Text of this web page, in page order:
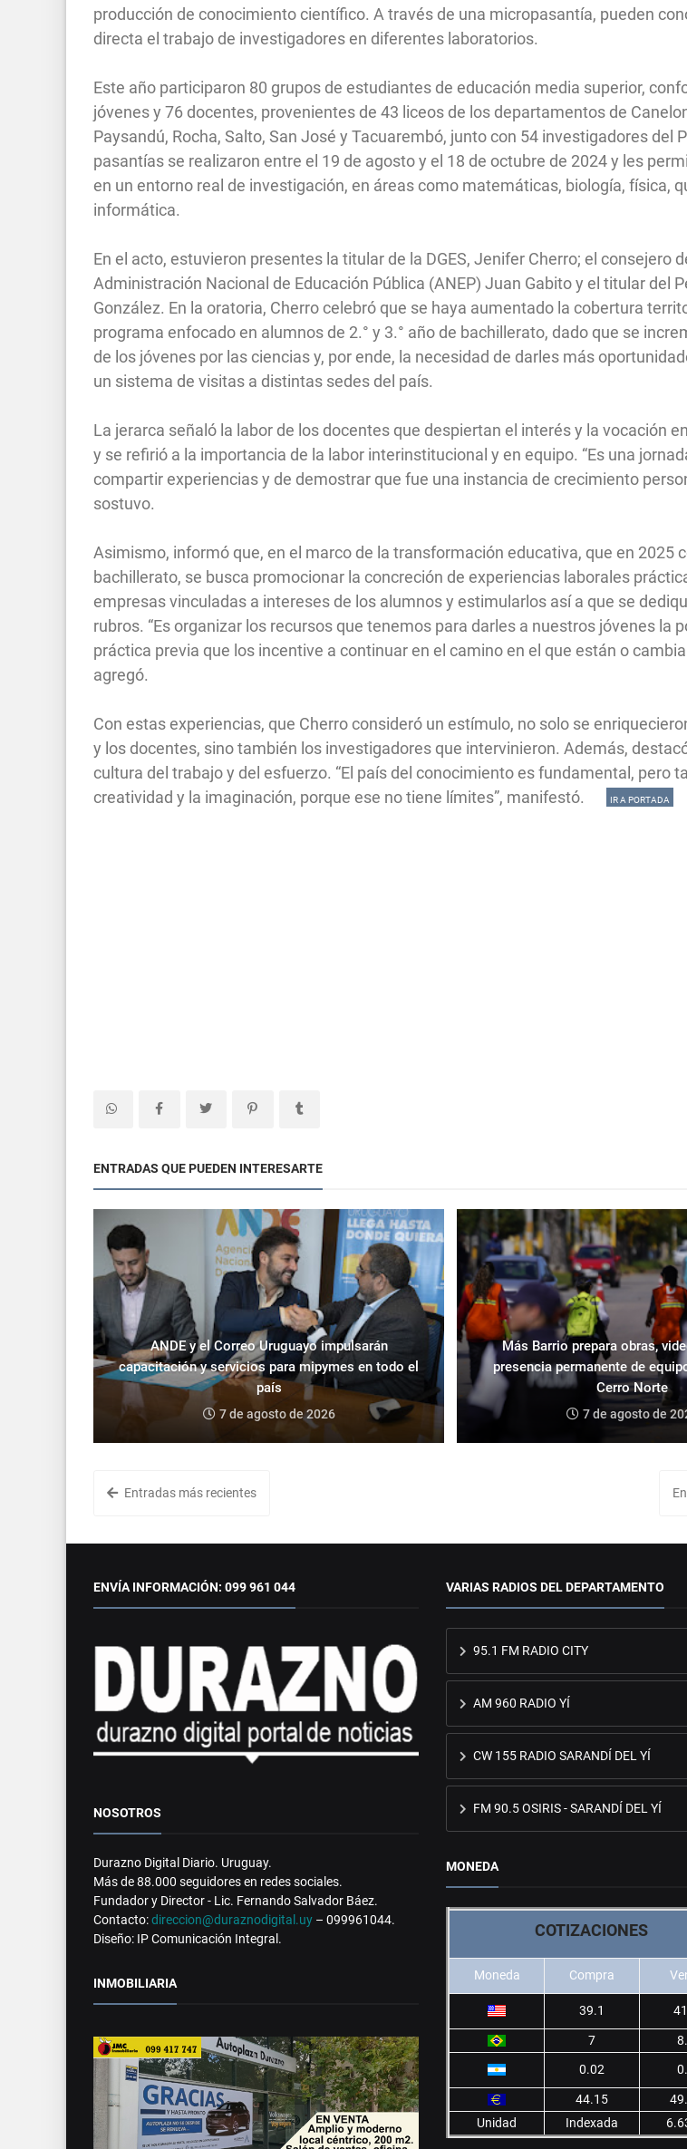
producción de conocimiento científico. A través de una micropasantía, pueden
directa el trabajo de investigadores en diferentes laboratorios.
Este año participaron 80 grupos de estudiantes de educación media superior,
jóvenes y 76 docentes, provenientes de 43 liceos de los departamentos de
Paysandú, Rocha, Salto, San José y Tacuarembó, junto con 54 investigadores del
pasantías se realizaron entre el 19 de agosto y el 18 de octubre de 2024 y les
en un entorno real de investigación, en áreas como matemáticas, biología, física,
informática.
En el acto, estuvieron presentes la titular de la DGES, Jenifer Cherro; el consejero
Administración Nacional de Educación Pública (ANEP) Juan Gabito y el titular del
González. En la oratoria, Cherro celebró que se haya aumentado la cobertura
programa enfocado en alumnos de 2.° y 3.° año de bachillerato, dado que se
de los jóvenes por las ciencias y, por ende, la necesidad de darles más
un sistema de visitas a distintas sedes del país.
La jerarca señaló la labor de los docentes que despiertan el interés y la vocación
y se refirió a la importancia de la labor interinstitucional y en equipo. “Es una
compartir experiencias y de demostrar que fue una instancia de crecimiento
sostuvo.
Asimismo, informó que, en el marco de la transformación educativa, que en 2025
bachillerato, se busca promocionar la concreción de experiencias laborales
empresas vinculadas a intereses de los alumnos y estimularlos así a que se
rubros. “Es organizar los recursos que tenemos para darles a nuestros jóvenes la
práctica previa que los incentive a continuar en el camino en el que están o
agregó.
Con estas experiencias, que Cherro consideró un estímulo, no solo se
y los docentes, sino también los investigadores que intervinieron. Además,
cultura del trabajo y del esfuerzo. “El país del conocimiento es fundamental, pero
creatividad y la imaginación, porque ese no tiene límites”, manifestó.
IR A PORTADA
ENTRADAS QUE PUEDEN INTERESARTE
ANDE y el Correo Uruguayo impulsarán
capacitación y servicios para mipymes en todo el
país
7 de agosto de 2026
Más Barrio prepara obras,
presencia permanente de
Cerro Norte
7 de agosto de
Entradas más recientes
ENVÍA INFORMACIÓN: 099 961 044
NOSOTROS
Durazno Digital Diario. Uruguay.
Más de 88.000 seguidores en redes sociales.
Fundador y Director - Lic. Fernando Salvador Báez.
Contacto:direccion@duraznodigital.uy – 099961044.
Diseño: IP Comunicación Integral.
INMOBILIARIA
VARIAS RADIOS DEL DEPARTAMENTO
95.1 FM RADIO CITY
AM 960 RADIO YÍ
CW 155 RADIO SARANDÍ DEL YÍ
FM 90.5 OSIRIS - SARANDÍ DEL YÍ
MONEDA
COTIZACIONES
Moneda Compra
39.1
7
0.02
44.15
Unidad
Indexada